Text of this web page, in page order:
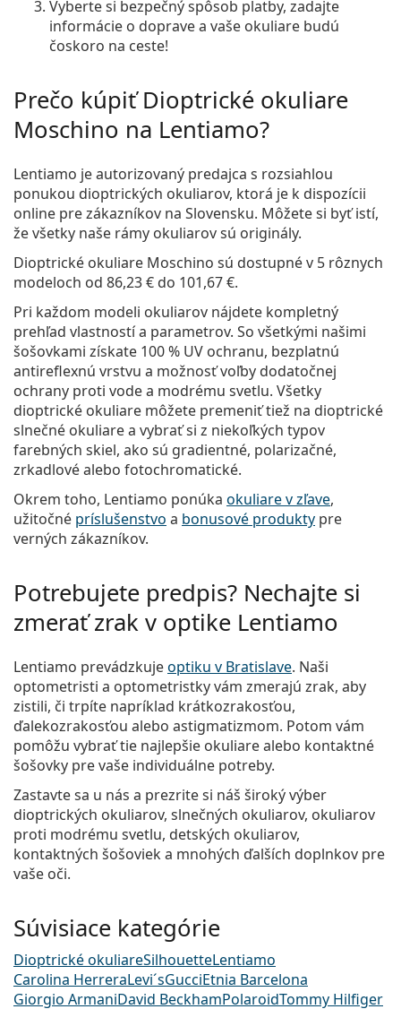
Vyberte si bezpečný spôsob platby, zadajte
informácie o doprave a vaše okuliare budú
čoskoro na ceste!
Prečo kúpiť Dioptrické okuliare
Moschino na Lentiamo?
Lentiamo je autorizovaný predajca s rozsiahlou
ponukou dioptrických okuliarov, ktorá je k dispozícii
online pre zákazníkov na Slovensku. Môžete si byť istí,
že všetky naše rámy okuliarov sú originály.
Dioptrické okuliare Moschino sú dostupné v 5 rôznych
modeloch od 86,23 € do 101,67 €.
Pri každom modeli okuliarov nájdete kompletný
prehľad vlastností a parametrov. So všetkými našimi
šošovkami získate 100 % UV ochranu, bezplatnú
antireflexnú vrstvu a možnosť voľby dodatočnej
ochrany proti vode a modrému svetlu. Všetky
dioptrické okuliare môžete premeniť tiež na dioptrické
slnečné okuliare a vybrať si z niekoľkých typov
farebných skiel, ako sú gradientné, polarizačné,
zrkadlové alebo fotochromatické.
Okrem toho, Lentiamo ponúka okuliare v zľave,
užitočné príslušenstvo a bonusové produkty pre
verných zákazníkov.
Potrebujete predpis? Nechajte si
zmerať zrak v optike Lentiamo
Lentiamo prevádzkujeoptiku v Bratislave. Naši
optometristi a optometristky vám zmerajú zrak, aby
zistili, či trpíte napríklad krátkozrakosťou,
ďalekozrakosťou alebo astigmatizmom. Potom vám
pomôžu vybrať tie najlepšie okuliare alebo kontaktné
šošovky pre vaše individuálne potreby.
Zastavte sa u nás a prezrite si náš široký výber
dioptrických okuliarov, slnečných okuliarov, okuliarov
proti modrému svetlu, detských okuliarov,
kontaktných šošoviek a mnohých ďalších doplnkov pre
vaše oči.
Súvisiace kategórie
Dioptrické okuliareSilhouetteLentiamo
Carolina HerreraLevi´sGucciEtnia Barcelona
Giorgio ArmaniDavid BeckhamPolaroidTommy Hilfiger